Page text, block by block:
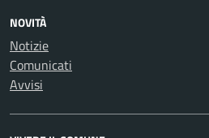
NOVITÀ
Notizie
Comunicati
Avvisi